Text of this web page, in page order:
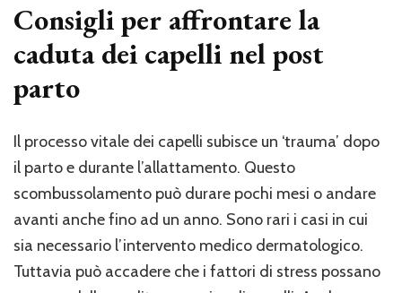
Consigli per affrontare la
caduta dei capelli nel post
parto
Il processo vitale dei capelli subisce un ‘trauma’ dopo
il parto e durante l’allattamento. Questo
scombussolamento può durare pochi mesi o andare
avanti anche fino ad un anno. Sono rari i casi in cui
sia necessario l’intervento medico dermatologico.
Tuttavia può accadere che i fattori di stress possano